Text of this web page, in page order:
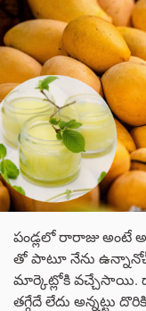
పండ్లలో రారాజు అంటే
తో పాటూ నేను
మార్కెట్లోకి వచ్చేసాయి.
తగ్గేదే లేదు అన్నట్టు